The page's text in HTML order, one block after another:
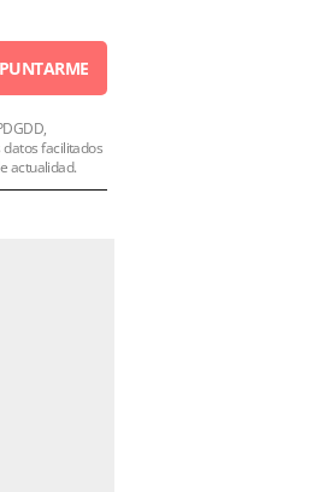
datos facilitados
actualidad.